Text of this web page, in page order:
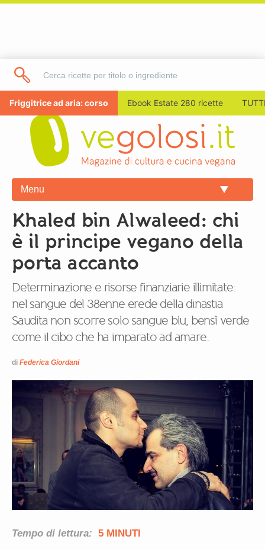
Friggitrice ad aria: corso Ebook Estate 280 ricette
Menu
Khaled bin Alwaleed: chi
è il principe vegano della
porta accanto
Determinazione e risorse finanziarie illimitate:
nel sangue del 38enne erede della dinastia
Saudita non scorre solo sangue blu, bensì verde
come il cibo che ha imparato ad amare.
di Federica Giordani
Tempo di lettura: 5 MINUTI